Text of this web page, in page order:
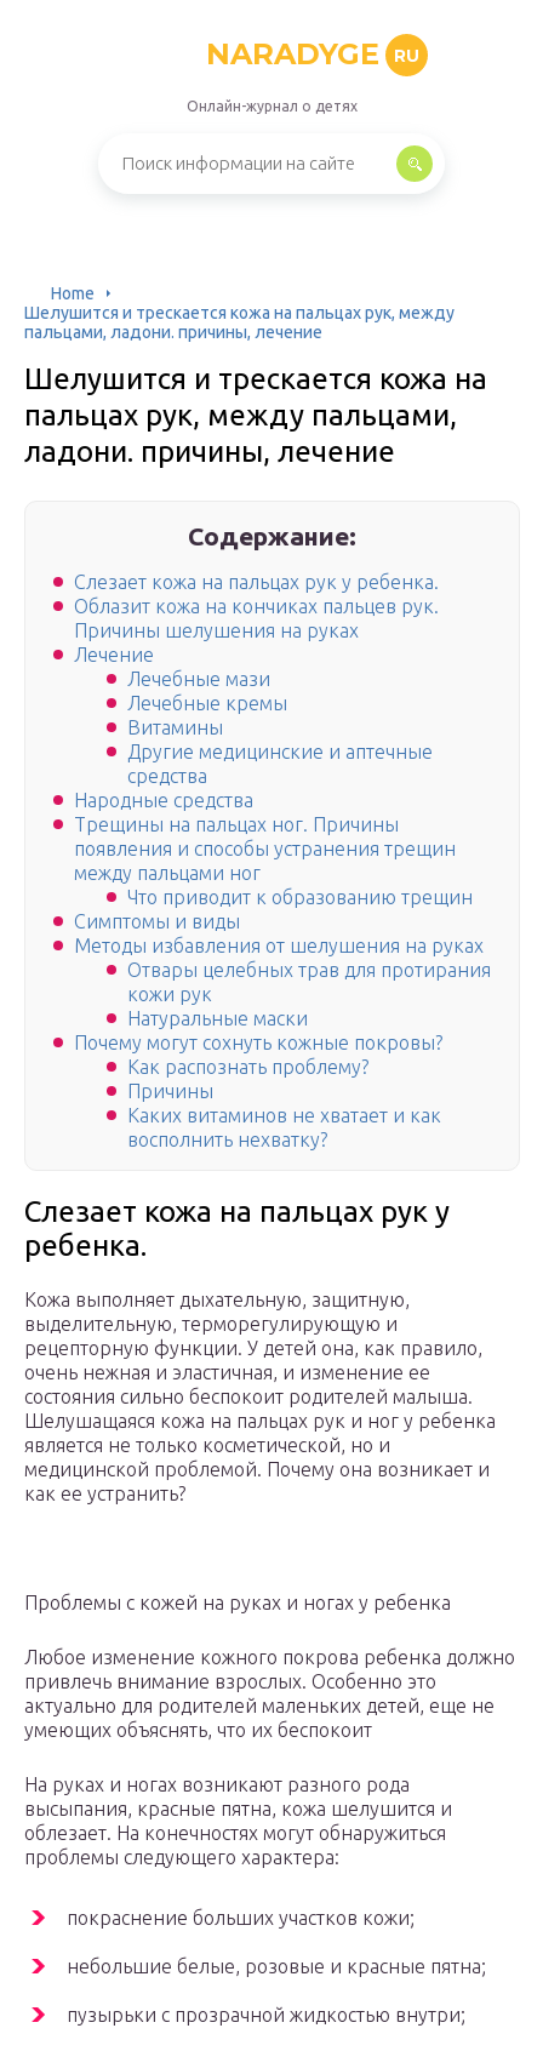
NARADYGE RU
Онлайн-журнал о детях
Home
Шелушится и трескается кожа на пальцах рук, между
пальцами, ладони. причины, лечение
Шелушится и трескается кожа на
пальцах рук, между пальцами,
ладони. причины, лечение
Содержание:
Слезает кожа на пальцах рук у ребенка.
Облазит кожа на кончиках пальцев рук.
Причины шелушения на руках
Лечение
Лечебные мази
Лечебные кремы
Витамины
Другие медицинские и аптечные
средства
Народные средства
Трещины на пальцах ног. Причины
появления и способы устранения трещин
между пальцами ног
Что приводит к образованию трещин
Симптомы и виды
Методы избавления от шелушения на руках
Отвары целебных трав для протирания
кожи рук
Натуральные маски
Почему могут сохнуть кожные покровы?
Как распознать проблему?
Причины
Каких витаминов не хватает и как
восполнить нехватку?
Слезает кожа на пальцах рук у
ребенка.
Кожа выполняет дыхательную, защитную,
выделительную, терморегулирующую и
рецепторную функции. У детей она, как правило,
очень нежная и эластичная, и изменение ее
состояния сильно беспокоит родителей малыша.
Шелушащаяся кожа на пальцах рук и ног у ребенка
является не только косметической, но и
медицинской проблемой. Почему она возникает и
как ее устранить?
Проблемы с кожей на руках и ногах у ребенка
Любое изменение кожного покрова ребенка должно
привлечь внимание взрослых. Особенно это
актуально для родителей маленьких детей, еще не
умеющих объяснять, что их беспокоит
На руках и ногах возникают разного рода
высыпания, красные пятна, кожа шелушится и
облезает. На конечностях могут обнаружиться
проблемы следующего характера:
покраснение больших участков кожи;
небольшие белые, розовые и красные пятна;
пузырьки с прозрачной жидкостью внутри;